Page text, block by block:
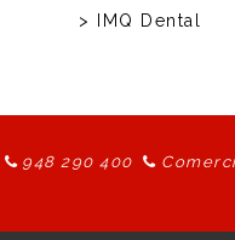
> IMQ Dental
948 290 400